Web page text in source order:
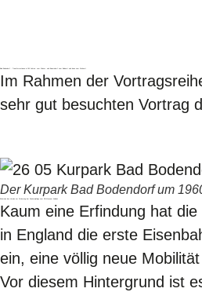
Im Rahmen der
sehr gut besuchten Vortrag
Der Kurpark Bad Bodendorf um
Kaum eine Erfindung hat
in England die erste
ein, eine völlig neue
Vor diesem Hintergrund ist